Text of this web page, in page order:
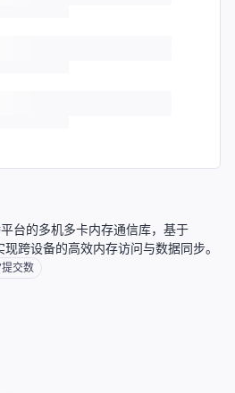
台的多机多卡内存通信库，基于
跨设备的高效内存访问与数据同步。
提交数